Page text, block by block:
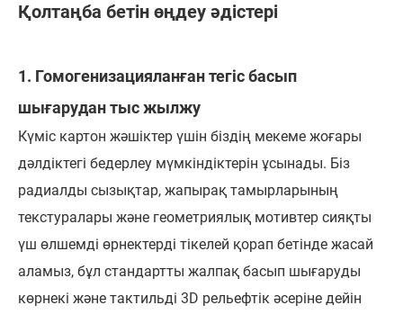
Қолтаңба бетін өңдеу әдістері
1. Гомогенизацияланған тегіс басып
шығарудан тыс жылжу
Күміс картон жәшіктер үшін біздің мекеме жоғары
дәлдіктегі бедерлеу мүмкіндіктерін ұсынады. Біз
радиалды сызықтар, жапырақ тамырларының
текстуралары және геометриялық мотивтер сияқты
үш өлшемді өрнектерді тікелей қорап бетінде жасай
аламыз, бұл стандартты жалпақ басып шығаруды
көрнекі және тактильді 3D рельефтік әсеріне дейін